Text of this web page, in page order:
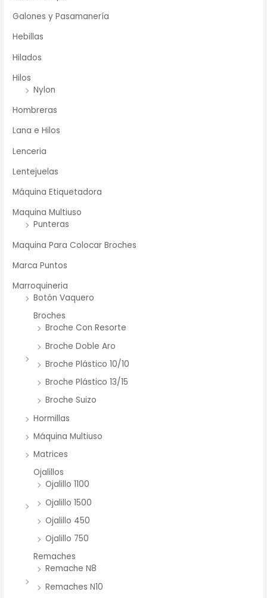
Galones y Pasamanería
Hebillas
Hilados
Hilos
Nylon
Hombreras
Lana e Hilos
Lenceria
Lentejuelas
Máquina Etiquetadora
Maquina Multiuso
Punteras
Maquina Para Colocar Broches
Marca Puntos
Marroquineria
Botón Vaquero
Broches
Broche Con Resorte
Broche Doble Aro
Broche Plástico 10/10
Broche Plástico 13/15
Broche Suizo
Hormillas
Máquina Multiuso
Matrices
Ojalillos
Ojalillo 1100
Ojalillo 1500
Ojalillo 450
Ojalillo 750
Remaches
Remache N8
Remaches N10